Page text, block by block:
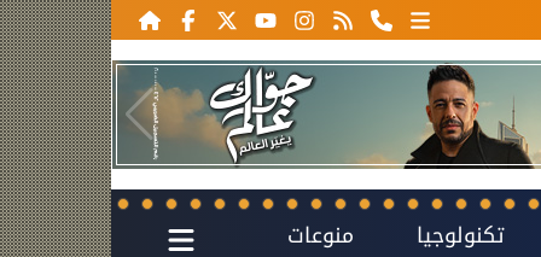
تكنولوجيا منوعات